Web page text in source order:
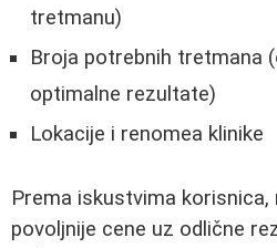
tretmanu)
Broja potrebnih tretmana
optimalne rezultate)
Lokacije i renomea klinike
Prema iskustvima korisnica,
povoljnije cene uz odlične